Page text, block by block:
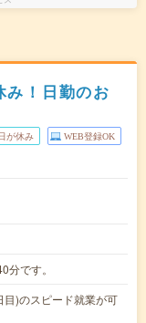
み！日勤のお
が休み WEB登録OK
です。
)のスピード就業が可